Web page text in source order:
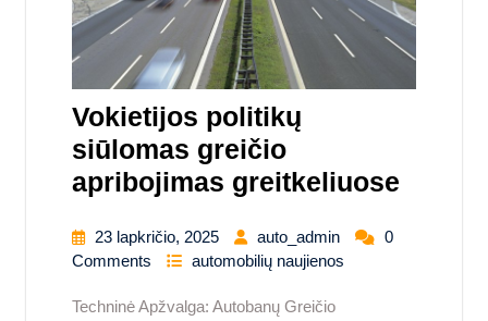
Vokietijos politikų
siūlomas greičio
apribojimas greitkeliuose
23 lapkričio, 2025 auto_admin
0
Comments
automobilių naujienos
Techninė Apžvalga: Autobanų Greičio